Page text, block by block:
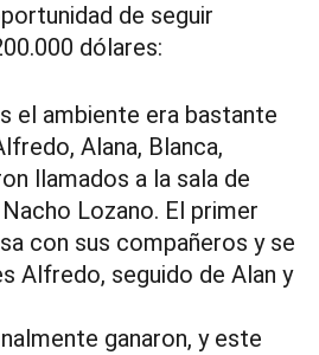
de seguir
dólares:
el ambiente era bastante
Alana, Blanca,
llamados a la sala de
Lozano. El primer
con sus compañeros y se
Alfredo, seguido de Alan y
ganaron, y este